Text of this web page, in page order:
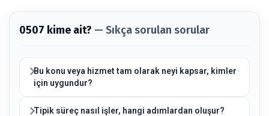
0507 kime ait? — Sıkça sorulan sorular
Bu konu veya hizmet tam olarak neyi kapsar, kimler
için uygundur?
Tipik süreç nasıl işler, hangi adımlardan oluşur?